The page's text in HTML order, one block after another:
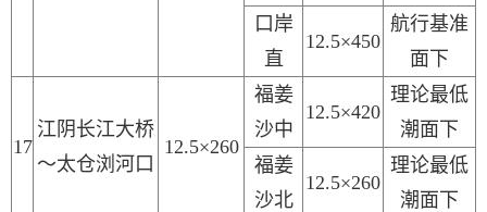
口岸
直
12.5×450
航行基准
面下
17
江阴长江大桥
～太仓浏河口
12.5×260
福姜
沙中
12.5×420
理论最低
潮面下
福姜
沙北
12.5×260
理论最低
潮面下